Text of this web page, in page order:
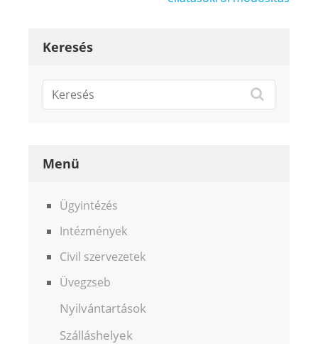
Keresés
Menü
Ügyintézés
Intézmények
Civil szervezetek
Üvegzseb
Nyilvántartások
Szálláshelyek